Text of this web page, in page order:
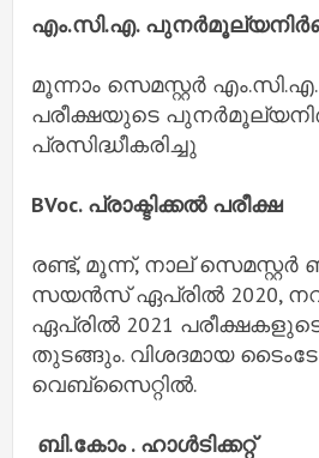
എം.സി.എ.
മൂന്നാം സെമസ്റ്റര്‍
പരീക്ഷയുടെ
പ്രസിദ്ധീകരിച്ചു
BVoc. പ്രാക്ടിക്കൽ‍ പരീക്ഷ
രണ്ട്, മൂന്ന്, നാല്
സയന്‍സ് ഏപ്രില്‍ 2020,
ഏപ്രില്‍ 2021 പരീക്ഷകളുടെ
തുടങ്ങും. വിശദമായ
വെബ്‌സൈറ്റില്‍.
ബി.കോം . ഹാള്‍ടിക്കറ്റ്